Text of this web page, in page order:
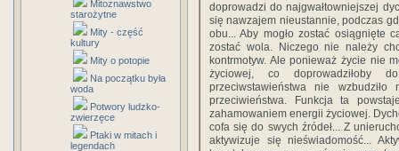
Mitoznawstwo
starożytne
Mity - część
kultury
Mity o potopie
Na początku była
woda
Potwory ludzko-
zwierzęce
Ptaki w mitach i
legendach
doprowadzi do najgwałtowniejszej
się nawzajem nieustannie, podczas
obu... Aby mogło zostać osiągnięte
zostać wola. Niczego nie należy
kontrmotyw. Ale ponieważ życie nie
życiowej, co doprowadziłoby
przeciwstawieństwa nie
przeciwieństwa. Funkcja ta
zahamowaniem energii życiowej.
cofa się do swych źródeł... Z
aktywizuje się nieświadomość...